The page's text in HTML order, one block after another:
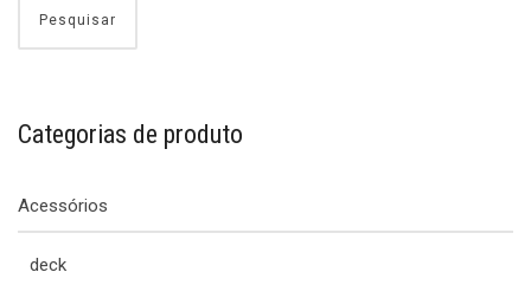
Pesquisar
Categorias de produto
Acessórios
deck